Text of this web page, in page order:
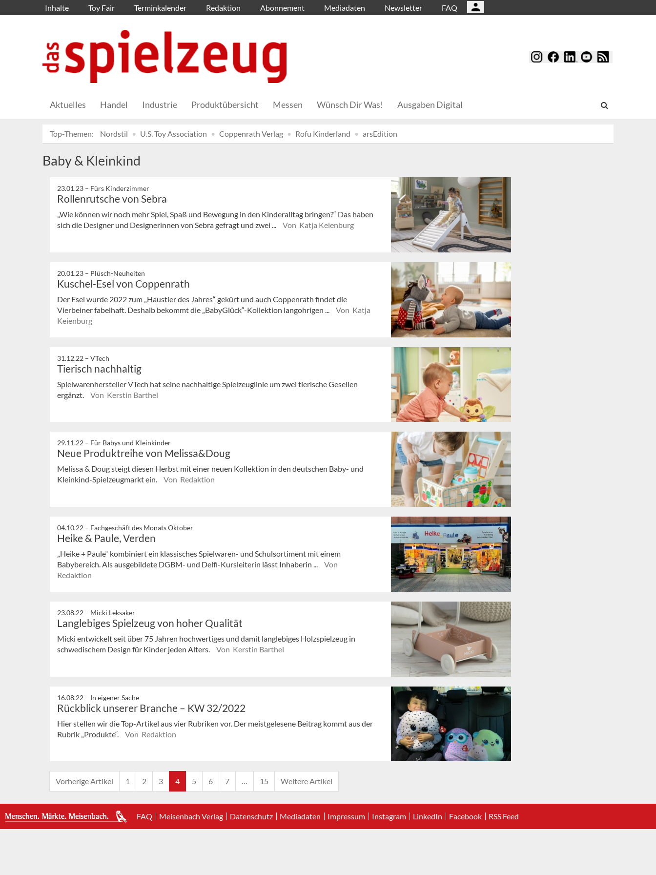
Inhalte Toy Fair Terminkalender Redaktion Abonnement Mediadaten Newsletter FAQ
Aktuelles Handel Industrie Produktübersicht Messen Wünsch Dir Was! Ausgaben Digital
Top-Themen: Nordstil U.S. Toy Association Coppenrath Verlag Rofu Kinderland arsEdition
Baby & Kleinkind
23.01.23 – Fürs Kinderzimmer
Rollenrutsche von Sebra
„Wie können wir noch mehr Spiel, Spaß und Bewegung in den Kinderalltag bringen?“ Das haben
sich die Designer und Designerinnen von Sebra gefragt und zwei ...
Von Katja Keienburg
20.01.23 – Plüsch-Neuheiten
Kuschel-Esel von Coppenrath
Der Esel wurde 2022 zum „Haustier des Jahres“ gekürt und auch Coppenrath findet die
Vierbeiner fabelhaft. Deshalb bekommt die „BabyGlück“-Kollektion langohrigen ...
Von Katja
Keienburg
31.12.22 – VTech
Tierisch nachhaltig
Spielwarenhersteller VTech hat seine nachhaltige Spielzeuglinie um zwei tierische Gesellen
ergänzt.
Von Kerstin Barthel
29.11.22 – Für Babys und Kleinkinder
Neue Produktreihe von Melissa&Doug
Melissa & Doug steigt diesen Herbst mit einer neuen Kollektion in den deutschen Baby- und
Kleinkind-Spielzeugmarkt ein.
Von Redaktion
04.10.22 – Fachgeschäft des Monats Oktober
Heike & Paule, Verden
„Heike + Paule“ kombiniert ein klassisches Spielwaren- und Schulsortiment mit einem
Babybereich. Als ausgebildete DGBM- und Delfi-Kursleiterin lässt Inhaberin ...
Von
Redaktion
23.08.22 – Micki Leksaker
Langlebiges Spielzeug von hoher Qualität
Micki entwickelt seit über 75 Jahren hochwertiges und damit langlebiges Holzspielzeug in
schwedischem Design für Kinder jeden Alters.
Von Kerstin Barthel
16.08.22 – In eigener Sache
Rückblick unserer Branche – KW 32/2022
Hier stellen wir die Top-Artikel aus vier Rubriken vor. Der meistgelesene Beitrag kommt aus der
Rubrik „Produkte“.
Von Redaktion
Vorherige Artikel 1 2 3 4 5 6 7 … 15 Weitere Artikel
FAQ Meisenbach Verlag Datenschutz Mediadaten Impressum Instagram LinkedIn Facebook RSS Feed